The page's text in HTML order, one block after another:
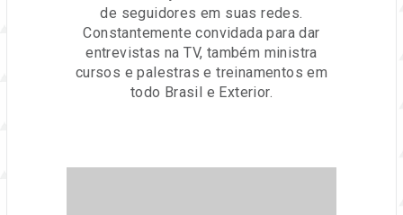
de seguidores em suas redes.
Constantemente convidada para dar
entrevistas na TV, também ministra
cursos e palestras e treinamentos em
todo Brasil e Exterior.